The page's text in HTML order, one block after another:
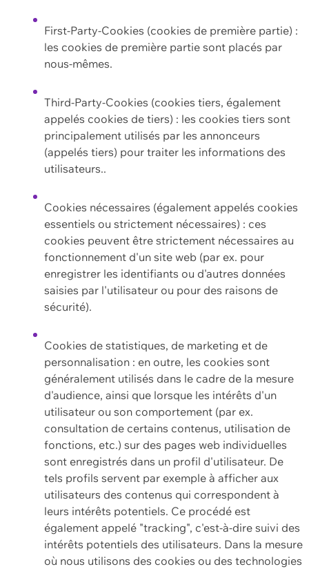
First-Party-Cookies (cookies de première partie) :
les cookies de première partie sont placés par
nous-mêmes.
Third-Party-Cookies (cookies tiers, également
appelés cookies de tiers) : les cookies tiers sont
principalement utilisés par les annonceurs
(appelés tiers) pour traiter les informations des
utilisateurs..
Cookies nécessaires (également appelés cookies
essentiels ou strictement nécessaires) : ces
cookies peuvent être strictement nécessaires au
fonctionnement d'un site web (par ex. pour
enregistrer les identifiants ou d'autres données
saisies par l'utilisateur ou pour des raisons de
sécurité).
Cookies de statistiques, de marketing et de
personnalisation : en outre, les cookies sont
généralement utilisés dans le cadre de la mesure
d'audience, ainsi que lorsque les intérêts d'un
utilisateur ou son comportement (par ex.
consultation de certains contenus, utilisation de
fonctions, etc.) sur des pages web individuelles
sont enregistrés dans un profil d'utilisateur. De
tels profils servent par exemple à afficher aux
utilisateurs des contenus qui correspondent à
leurs intérêts potentiels. Ce procédé est
également appelé "tracking", c'est-à-dire suivi des
intérêts potentiels des utilisateurs. Dans la mesure
où nous utilisons des cookies ou des technologies